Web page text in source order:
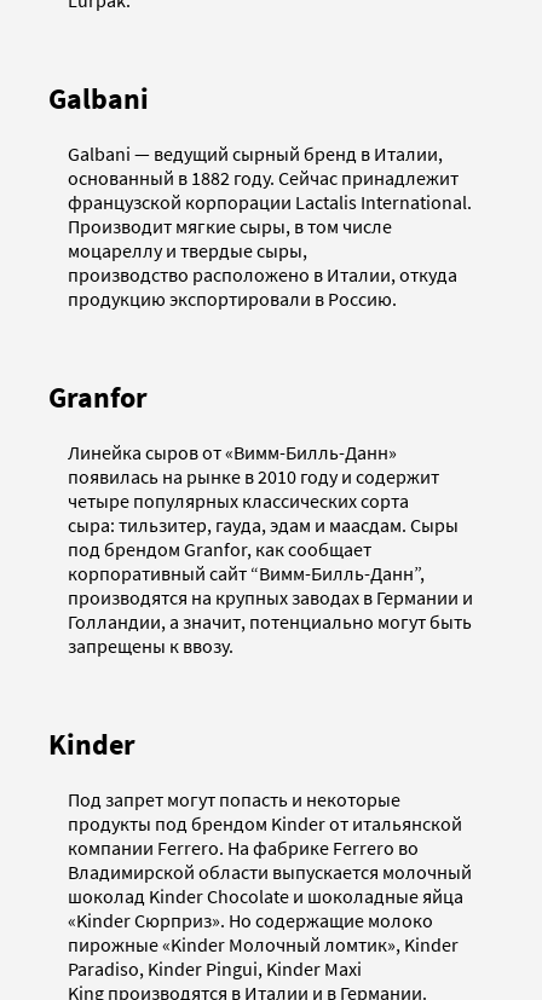
Galbani
Galbani — ведущий сырный бренд в Италии,
основанный в 1882 году. Сейчас принадлежит
французской корпорации Lactalis International.
Производит мягкие сыры, в том числе
моцареллу и твердые сыры,
производство расположено в Италии, откуда
продукцию экспортировали в Россию.
Granfor
Линейка сыров от «Вимм-Билль-Данн»
появилась на рынке в 2010 году и содержит
четыре популярных классических сорта
сыра: тильзитер, гауда, эдам и маасдам. Сыры
под брендом Granfor, как сообщает
корпоративный сайт “Вимм-Билль-Данн”,
производятся на крупных заводах в Германии и
Голландии, а значит, потенциально могут быть
запрещены к ввозу.
Kinder
Под запрет могут попасть и некоторые
продукты под брендом Kinder от итальянской
компании Ferrero. На фабрике Ferrero во
Владимирской области выпускается молочный
шоколад Kinder Chocolate и шоколадные яйца
«Kinder Сюрприз». Но содержащие молоко
пирожные «Kinder Молочный ломтик», Kinder
Paradiso, Kinder Pingui, Kinder Maxi
King производятся в Италии и в Германии.